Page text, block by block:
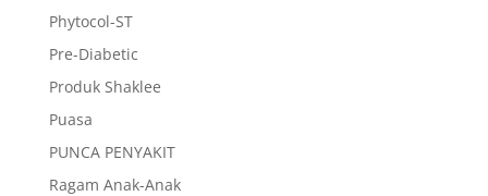
Phytocol-ST
Pre-Diabetic
Produk Shaklee
Puasa
PUNCA PENYAKIT
Ragam Anak-Anak